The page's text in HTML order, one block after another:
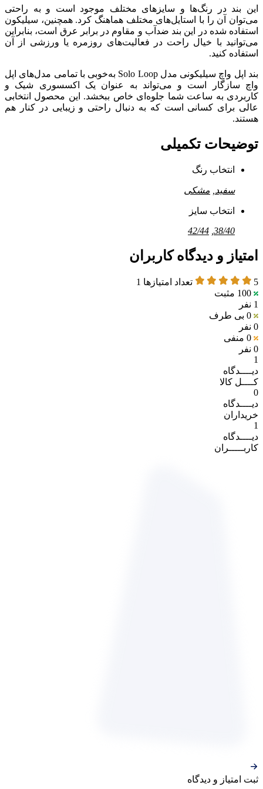
این بند در رنگ‌ها و سایزهای مختلف موجود است و به راحتی
می‌توان آن را با استایل‌های مختلف هماهنگ کرد. همچنین، سیلیکون
استفاده شده در این بند ضدآب و مقاوم در برابر عرق است، بنابراین
می‌توانید با خیال راحت در فعالیت‌های روزمره یا ورزشی از آن
استفاده کنید.
بند اپل واچ سیلیکونی مدل Solo Loop به‌خوبی با تمامی مدل‌های اپل
واچ سازگار است و می‌تواند به عنوان یک اکسسوری شیک و
کاربردی به ساعت شما جلوه‌ای خاص ببخشد. این محصول انتخابی
عالی برای کسانی است که به دنبال راحتی و زیبایی در کنار هم
هستند.
توضیحات تکمیلی
انتخاب رنگ
سفید مشکی
انتخاب سایز
38/40
42/44
امتیاز و دیدگاه کاربران
5 تعداد امتیازها 1
100 مثبت
1 نفر
0 بی طرف
0 نفر
0 منفی
0 نفر
1
دیــــدگاه
کــــل کالا
0
دیــــدگاه
خریداران
1
دیــــدگاه
کاربـــــران
ثبت‌ امتیاز‌ و‌ دیدگاه